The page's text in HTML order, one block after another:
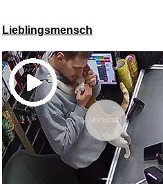
Lieblingsmensch
Vorschau